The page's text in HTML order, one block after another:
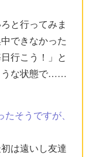
と行ってみま
できなかった
行こう！」と
うな状態で……
そうですが、
は遠いし友達